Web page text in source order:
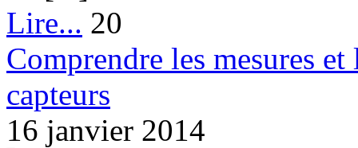
Lire... 20
Comprendre les mesures
capteurs
16 janvier 2014